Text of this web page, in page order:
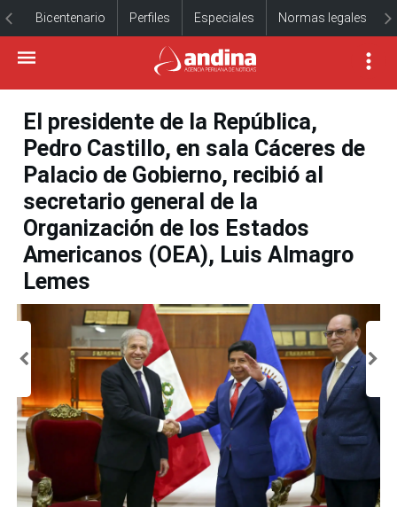
Bicentenario Perfiles Especiales Normas legales
El presidente de la República,
Pedro Castillo, en sala Cáceres de
Palacio de Gobierno, recibió al
secretario general de la
Organización de los Estados
Americanos (OEA), Luis Almagro
Lemes